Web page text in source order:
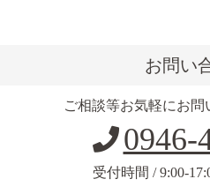
お問い
ご相談等お気軽にお問
0946-
受付時間 / 9:00-